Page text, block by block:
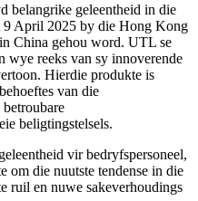
geleentheid in die
April 2025 by die Hong Kong
China gehou word. UTL se
wye reeks van sy innoverende
Hierdie produkte is
van die
beligtingstelsels.
vir bedryfspersoneel,
om die nuutste tendense in die
ruil en nuwe sakeverhoudings